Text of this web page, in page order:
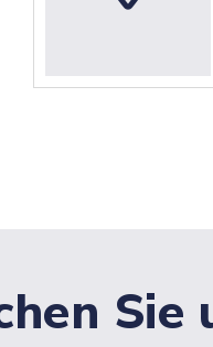
Sie